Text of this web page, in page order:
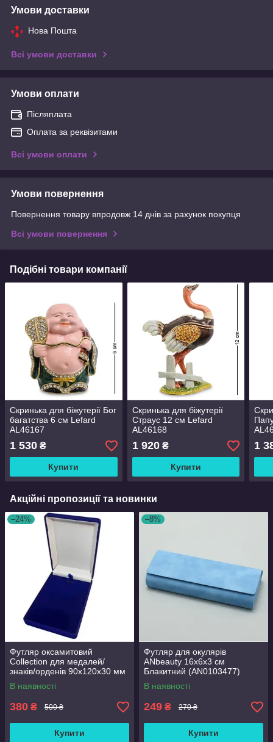
Умови доставки
Нова Пошта
Всі умови доставки
Умови оплати
Післяплата
Оплата за реквізитами
Всі умови оплати
Умови повернення
Повернення товару впродовж 14 днів за рахунок покупця
Всі умови повернення
Подібні товари компанії
Скринька для біжутерії Бог
багатства 6 см Lefard
AL46167
1 530 ₴
Купити
Скринька для біжутерії
Страус 12 см Lefard
AL46168
1 920₴
Купити
1
Акційні пропозиції та новинки
–24%
Футляр оксамитовий
Collection для медалей/
знаків/орденів 90х120х30 мм
Синій (hub_dfdlvx)
В наявності
380 ₴ 500 ₴
Купити
–8%
Футляр для окулярів
ANbeauty 16х6х3 см
Блакитний (AN0103477)
В наявності
249 ₴ 270 ₴
Купити